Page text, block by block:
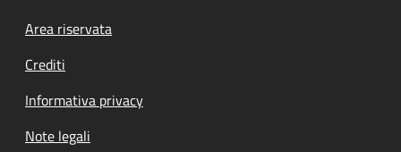
Footer menu
Area riservata
Crediti
Informativa privacy
Note legali